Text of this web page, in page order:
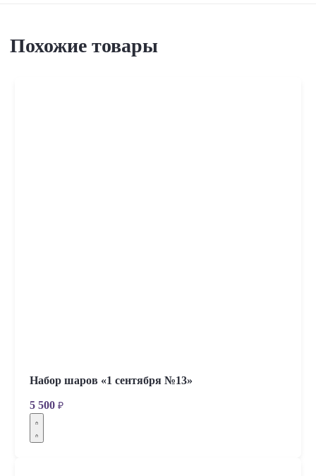
Похожие товары
Набор шаров «1 сентября №13»
5 500 ₽